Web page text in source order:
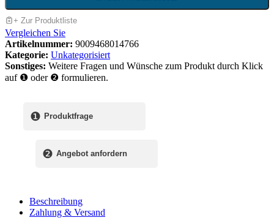
+ Zur Produktliste
Vergleichen Sie
Artikelnummer: 9009468014766
Kategorie: Unkategorisiert
Sonstiges: Weitere Fragen und Wünsche zum Produkt durch Klick
auf ❶ oder ❷ formulieren.
❶ Produktfrage
❷ Angebot anfordern
Beschreibung
Zahlung & Versand